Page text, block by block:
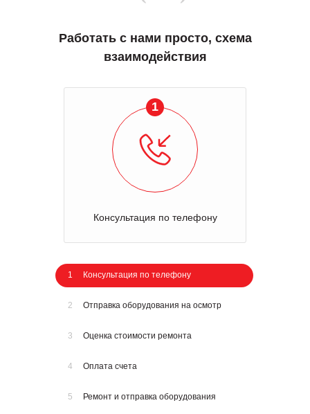
Работать с нами просто, схема
взаимодействия
1
Консультация по телефону
1 Консультация по телефону
2 Отправка оборудования на осмотр
3 Оценка стоимости ремонта
4 Оплата счета
5 Ремонт и отправка оборудования